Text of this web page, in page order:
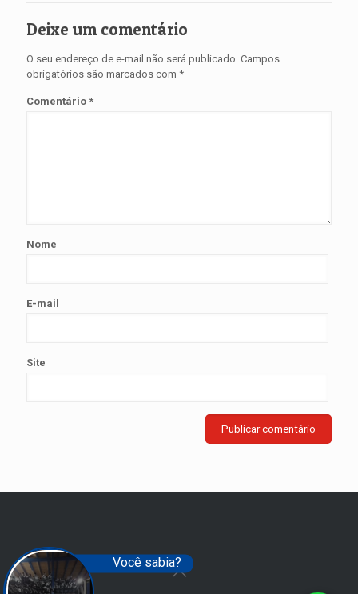
Deixe um comentário
O seu endereço de e-mail não será publicado. Campos
obrigatórios são marcados com *
Comentário *
Nome
E-mail
Site
Você sabia?